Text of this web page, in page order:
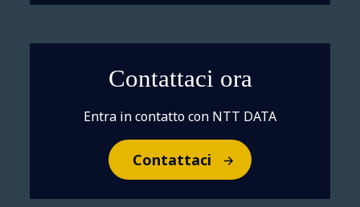
Contattaci ora
Entra in contatto con NTT DATA
Contattaci